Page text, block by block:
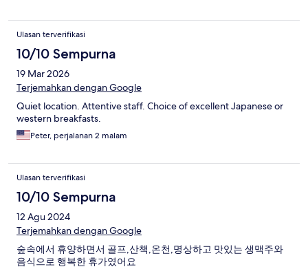
Ulasan terverifikasi
10/10 Sempurna
19 Mar 2026
Terjemahkan dengan Google
Quiet location. Attentive staff. Choice of excellent Japanese or
western breakfasts.
Peter, perjalanan 2 malam
Ulasan terverifikasi
10/10 Sempurna
12 Agu 2024
Terjemahkan dengan Google
숲속에서 휴양하면서 골프,산책,온천,명상하고 맛있는 생맥주와
음식으로 행복한 휴가였어요